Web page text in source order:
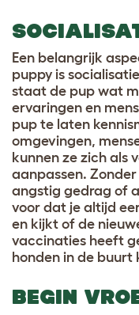
Een belangrijk
puppy is
staat de pup wat
ervaringen en
pup te laten
omgevingen,
kunnen ze zich als
aanpassen.
angstig gedrag of
voor dat je altijd
en kijkt of de
vaccinaties heeft
honden in de buurt
BEGIN